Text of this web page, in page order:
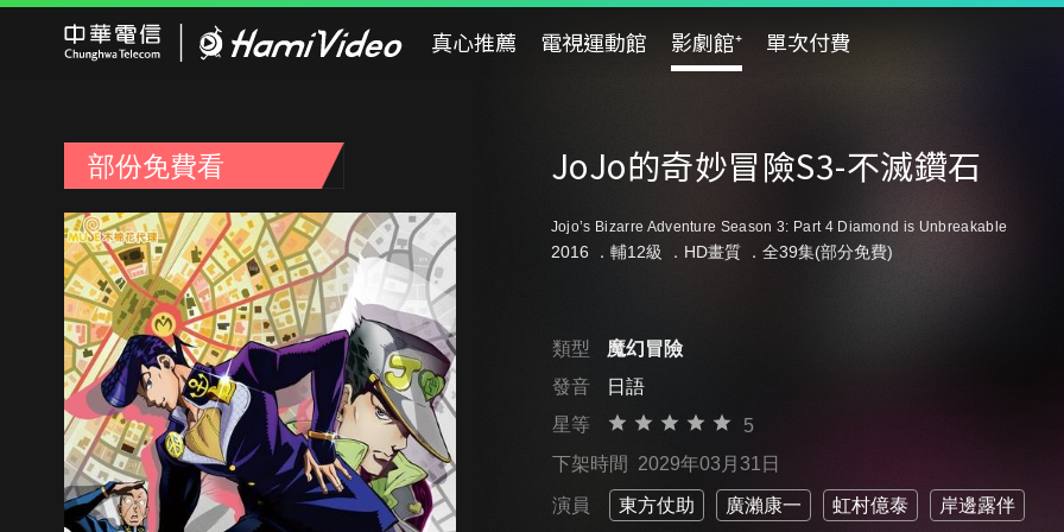
真心推薦 電視運動館 影劇館⁺ 單次付費
部份免費看 JoJo的奇妙冒險S3-不滅鑽石
Jojo’s Bizarre Adventure Season 3: Part 4 Diamond is Unbreakable
2016 ． 輔12級 ．HD畫質 ．全39集(部分免費)
類型
魔幻冒險
發音
日語
星等
5
下架時間 2029年03月31日
演員 東方仗助 廣瀨康一 虹村億泰 岸邊露伴